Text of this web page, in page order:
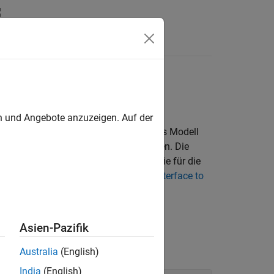
Sie die
-Schnittstelle, um das Modell
und die Analysepunkte festzulegen. Die
Modells und weitere Informationen, die für die
Create and Configure slTuner Interface to
Angebote anzuzeigen. Auf der
Asien-Pazifik
Australia (English)
India (English)